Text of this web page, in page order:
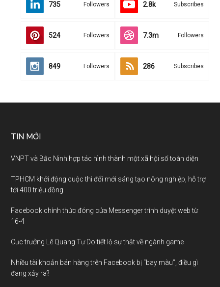
735 Followers 2.8k Subscribes
524 Followers 7.3m Followers
849 Followers 286 Subscribes
TIN MỚI
VNPT và Bắc Ninh hợp tác hình thành một xã hội số toàn diện
TPHCM khởi động cuộc thi đổi mới sáng tạo nông nghiệp, hỗ trợ
tới 400 triệu đồng
Facebook chính thức đóng cửa Messenger trình duyệt web từ
16-4
Cục trưởng Lê Quang Tự Do tiết lộ sự thật về ngành game
Nhiều tài khoản bán hàng trên Facebook bị “bay màu”, điều gì
đang xảy ra?